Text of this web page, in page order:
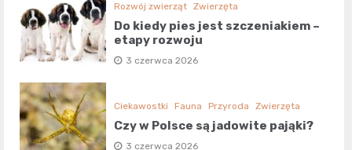
Rozwój zwierząt Zwierzęta
Do kiedy pies jest szczeniakiem –
etapy rozwoju
3 czerwca 2026
Ciekawostki Fauna Przyroda Zwierzęta
Czy w Polsce są jadowite pająki?
3 czerwca 2026